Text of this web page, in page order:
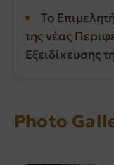
Το
της νέας
Εξειδίκευσης
Photo